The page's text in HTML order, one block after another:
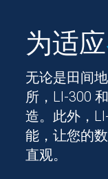
为适应
无论是田间
所，LI-300
造。此外，
能，让您的
直观。